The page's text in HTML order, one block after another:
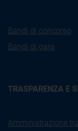
Bandi di concorso
Bandi di gara
TRASPARENZA E
Amministrazione